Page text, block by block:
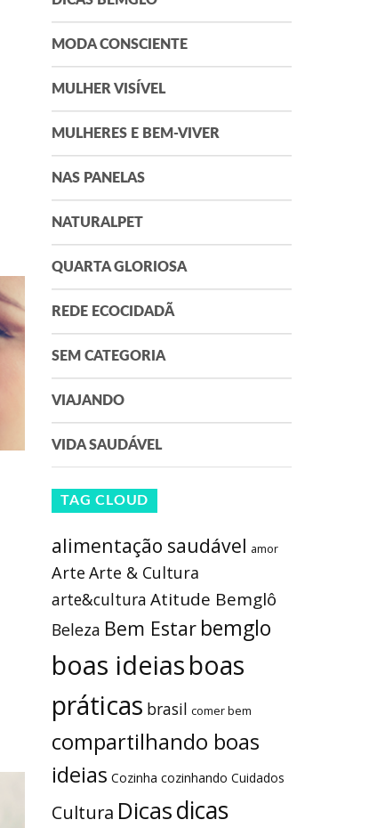
MODA CONSCIENTE
MULHER VISÍVEL
MULHERES E BEM-VIVER
NAS PANELAS
NATURALPET
QUARTA GLORIOSA
REDE ECOCIDADÃ
SEM CATEGORIA
VIAJANDO
VIDA SAUDÁVEL
TAG CLOUD
alimentação saudável amor
Arte Arte & Cultura
arte&cultura Atitude Bemglô
Beleza Bem Estar bemglo
boas ideiasboas
práticas brasil comer bem
compartilhando boas
ideias Cozinha cozinhando Cuidados
Cultura Dicasdicas